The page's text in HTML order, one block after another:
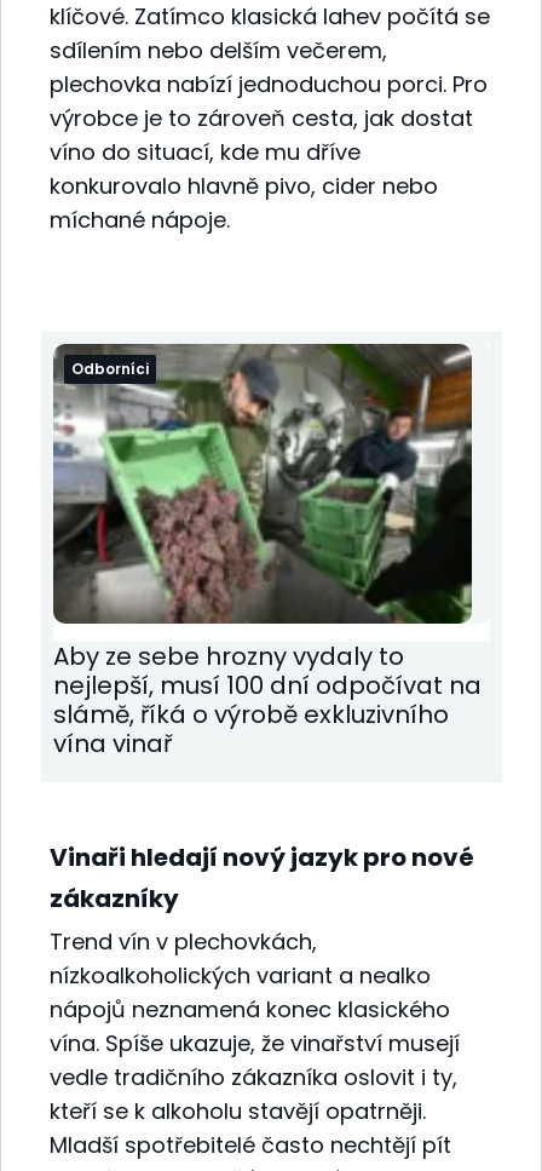
klíčové. Zatímco klasická lahev počítá se
sdílením nebo delším večerem,
plechovka nabízí jednoduchou porci. Pro
výrobce je to zároveň cesta, jak dostat
víno do situací, kde mu dříve
konkurovalo hlavně pivo, cider nebo
míchané nápoje.
Odborníci
Aby ze sebe hrozny vydaly to
nejlepší, musí 100 dní odpočívat na
slámě, říká o výrobě exkluzivního
vína vinař
Vinaři hledají nový jazyk pro nové
zákazníky
Trend vín v plechovkách,
nízkoalkoholických variant a nealko
nápojů neznamená konec klasického
vína. Spíše ukazuje, že vinařství musejí
vedle tradičního zákazníka oslovit i ty,
kteří se k alkoholu stavějí opatrněji.
Mladší spotřebitelé často nechtějí pít